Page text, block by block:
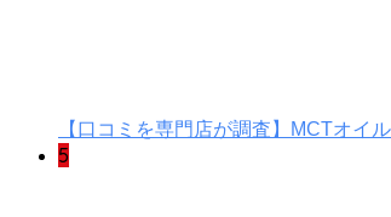
【口コミを専門店が調査】MCTオイ
5